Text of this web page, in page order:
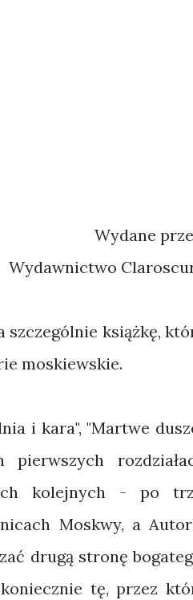
Wydane
Wydawnictwo
szczególnie książkę,
moskiewskie.
i kara", "Martwe
kolejnych - po
Moskwy, a
drugą stronę
tę, przez